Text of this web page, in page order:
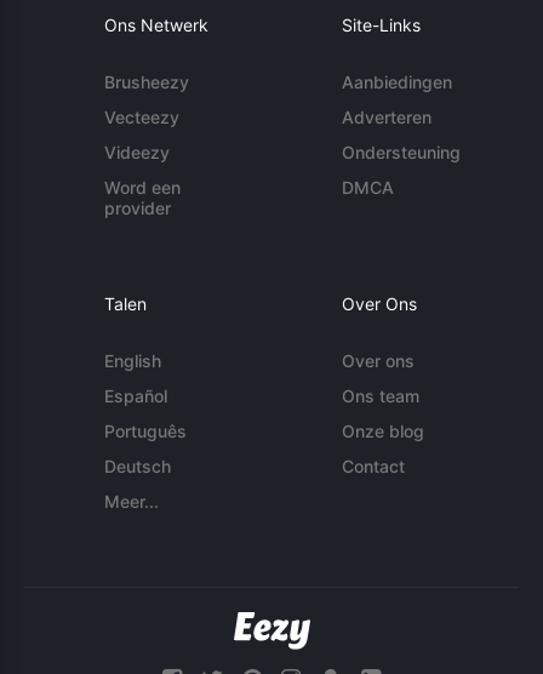
Ons Netwerk
Brusheezy
Vecteezy
Videezy
Word een
provider
Site-Links
Aanbiedingen
Adverteren
Ondersteuning
DMCA
Talen
English
Español
Português
Deutsch
Meer...
Over Ons
Over ons
Ons team
Onze blog
Contact